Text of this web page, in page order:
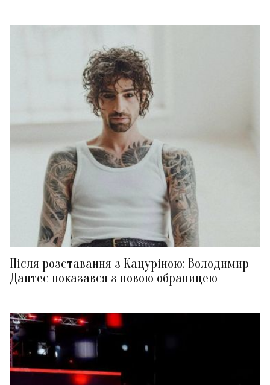
Після розставання з Кацуріною: Володимир
Дантес показався з новою обраницею